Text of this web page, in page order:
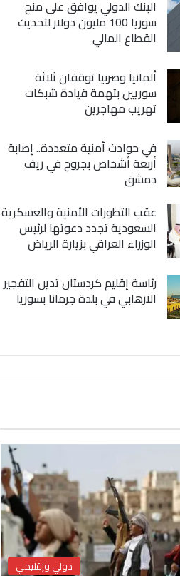
البنك الدولي يوافق على منح
سوريا 100 مليون دولار لتحديث
القطاع المالي
ألمانيا وصربيا توقفان ثلاثة
سوريين بتهمة قيادة شبكات
تهريب مهاجرين
في حوادث أمنية متعددة.. إصابة
أربعة أشخاص بجروح في ريف
دمشق
عقب التطورات الأمنية والعسكرية
السعودية تجدد دعوتها لرئيس
الوزراء العراقي بزيارة الرياض
رئاسة إقليم كردستان تدين التفجير
الارهابي في بلدة جرمانا بسوريا
دولي وإقليمي